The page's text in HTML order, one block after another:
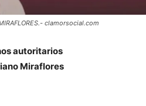
clamorsocial.com
autoritarios
Miraflores